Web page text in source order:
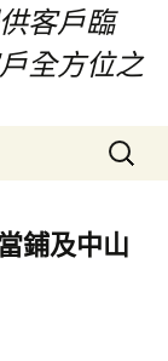
客戶臨
全方位之
搜
尋
鍵
字:
鋪及中山